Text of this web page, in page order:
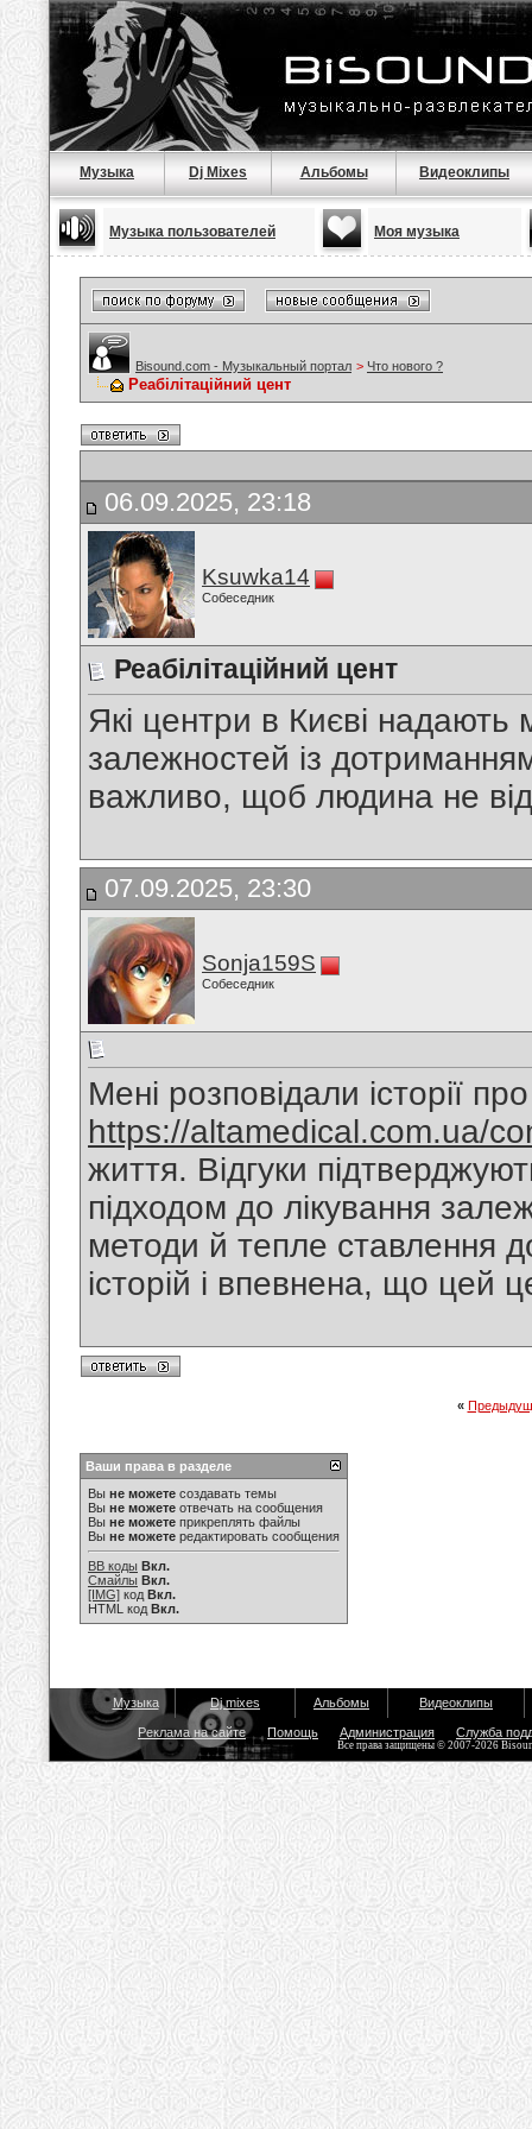
Музыка Dj Mixes Альбомы Видеоклипы
Музыка пользователей Моя музыка
Bisound.com - Музыкальный портал > Что нового ?
Реабілітаційний цент
06.09.2025, 23:18
Ksuwka14
Собеседник
Реабілітаційний цент
Які центри в Києві надають
залежностей із
важливо, щоб людина не
07.09.2025, 23:30
Sonja159S
Собеседник
Мені розповідали історії
https://altamedical.com.ua/
життя. Відгуки
підходом до лікування
методи й тепле ставлення
історій і впевнена, що цей
«
Ваши права в разделе
Вы не можете создавать темы
Вы не можете отвечать на сообщения
Вы не можете прикреплять файлы
Вы не можете редактировать сообщения
BB коды Вкл.
Смайлы Вкл.
[IMG] код Вкл.
HTML код Вкл.
Музыка Dj mixes Альбомы Видеоклипы
Реклама на сайте Помощь Администрация Служба
Все права защищены © 2007-2026